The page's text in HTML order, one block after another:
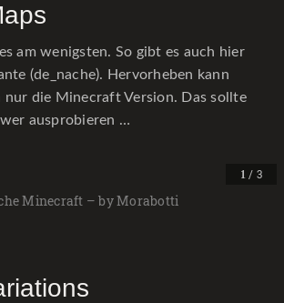
am wenigsten. So gibt es auch hier
(de_nache). Hervorheben kann
nur die Minecraft Version. Das sollte
ausprobieren …
1 / 3
Minecraft – by Morabotti